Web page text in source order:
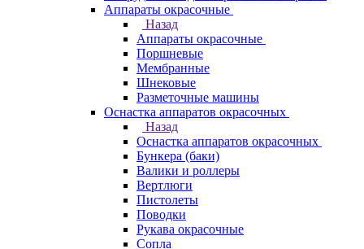
Аппараты окрасочные
Назад
Аппараты окрасочные
Поршневые
Мембранные
Шнековые
Разметочные машины
Оснастка аппаратов окрасочных
Назад
Оснастка аппаратов окрасочных
Бункера (баки)
Валики и роллеры
Вертлюги
Пистолеты
Поводки
Рукава окрасочные
Сопла